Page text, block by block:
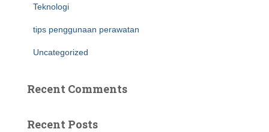
Teknologi
tips penggunaan perawatan
Uncategorized
Recent Comments
Recent Posts